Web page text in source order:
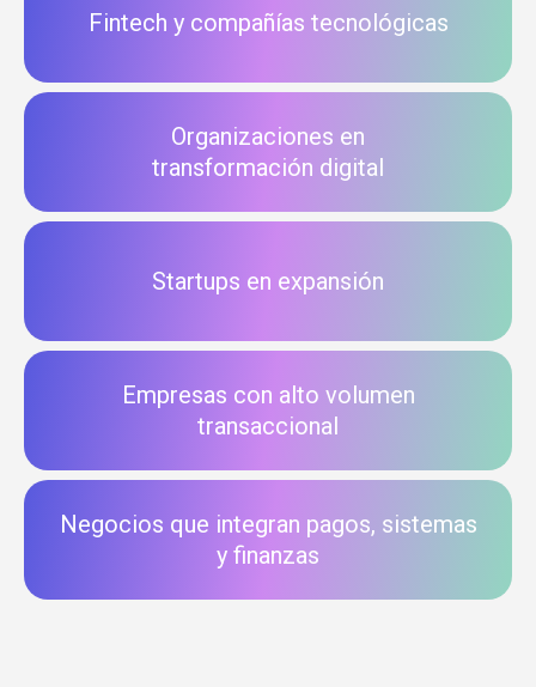
Fintech y compañías tecnológicas
Organizaciones en
transformación digital
Startups en expansión
Empresas con alto volumen
transaccional
Negocios que integran pagos, sistemas
y finanzas